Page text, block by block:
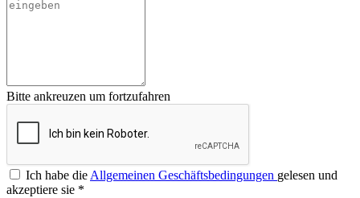
Bitte ankreuzen um fortzufahren
Ich habe dieAllgemeinen Geschäftsbedingungen gelesen und
akzeptiere sie *